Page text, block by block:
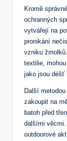
Kromě
⁣ochranných
vytvářejí ⁢na
pronikání
vzniku žmolků.
textilie,
jako jsou déšť
Další
zakoupit⁤ na
batoh‌ před
dalšími
outdoorové